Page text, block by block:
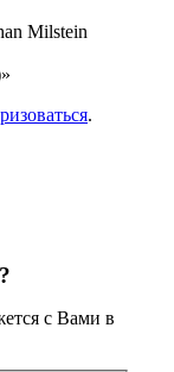
Milstein
.
с Вами в